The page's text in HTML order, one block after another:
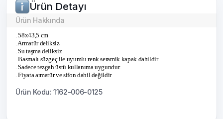
Ürün Detayı
Ürün Hakkında
. 58x43,5 cm
. Armatür deliksiz
. Su taşma deliksiz
. Basmalı süzgeç ile uyumlu renk seramik kapak dahildir
. Sadece tezgah üstü kullanıma uygundur.
. Fiyata armatür ve sifon dahil değildir
Ürün Kodu: 1162-006-0125